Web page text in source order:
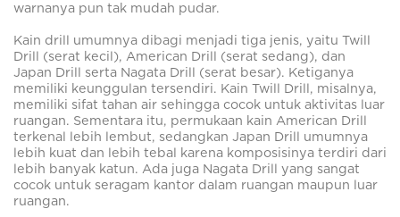
warnanya pun tak mudah pudar.
Kain drill umumnya dibagi menjadi tiga jenis, yaitu Twill
Drill (serat kecil), American Drill (serat sedang), dan
Japan Drill serta Nagata Drill (serat besar). Ketiganya
memiliki keunggulan tersendiri. Kain Twill Drill, misalnya,
memiliki sifat tahan air sehingga cocok untuk aktivitas luar
ruangan. Sementara itu, permukaan kain American Drill
terkenal lebih lembut, sedangkan Japan Drill umumnya
lebih kuat dan lebih tebal karena komposisinya terdiri dari
lebih banyak katun. Ada juga Nagata Drill yang sangat
cocok untuk seragam kantor dalam ruangan maupun luar
ruangan.